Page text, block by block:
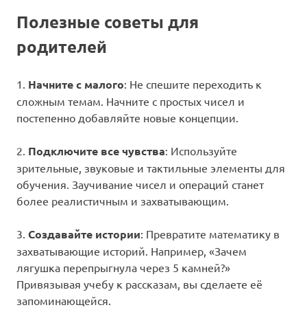
Полезные советы для
родителей
1. Начните с малого: Не спешите переходить к
сложным темам. Начните с простых чисел и
постепенно добавляйте новые концепции.
2. Подключите все чувства: Используйте
зрительные, звуковые и тактильные элементы для
обучения. Заучивание чисел и операций станет
более реалистичным и захватывающим.
3. Создавайте истории: Превратите математику в
захватывающие историй. Например, «Зачем
лягушка перепрыгнула через 5 камней?»
Привязывая учебу к рассказам, вы сделаете её
запоминающейся.